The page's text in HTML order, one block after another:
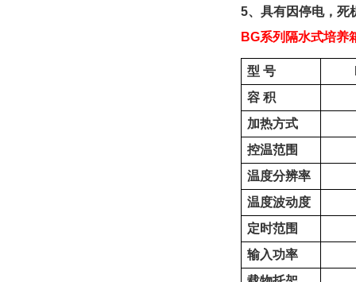
5、 具有因停电，死
BG系列 隔水式培养
型 号
容 积
加热方式
控温范围
温度分辨率
温度波动度
定时范围
输入功率